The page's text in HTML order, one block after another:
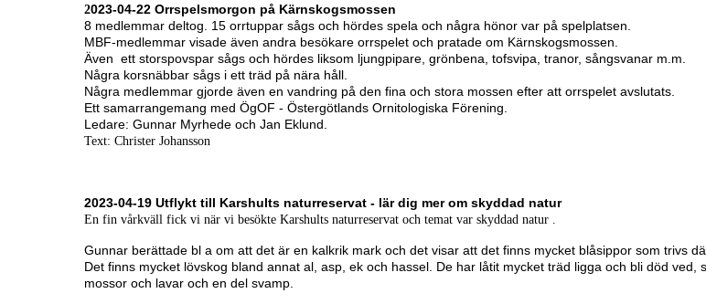
2023-04-22 Orrspelsmorgon på Kärnskogsmossen
8 medlemmar deltog. 15 orrtuppar sågs och hördes spela och några hönor var på spelplatsen.
MBF-medlemmar visade även andra besökare orrspelet och pratade om Kärnskogsmossen.
Även ett storspovspar sågs och hördes liksom ljungpipare, grönbena, tofsvipa, tranor, sångsvanar m.m.
Några korsnäbbar sågs i ett träd på nära håll.
Några medlemmar gjorde även en vandring på den fina och stora mossen efter att orrspelet avslutats.
Ett samarrangemang med ÖgOF - Östergötlands Ornitologiska Förening.
Ledare: Gunnar Myrhede och Jan Eklund.
Text: Christer Johansson
2023-04-19 Utflykt till Karshults naturreservat - lär dig mer om skyddad natur
En fin vårkväll fick vi när vi besökte Karshults naturreservat och temat var skyddad natur .
Gunnar berättade bl a om att det är en kalkrik mark och det visar att det finns mycket blåsippor som trivs
Det finns mycket lövskog bland annat al, asp, ek och hassel. De har låtit mycket träd ligga och bli död ved,
mossor och lavar och en del svamp.